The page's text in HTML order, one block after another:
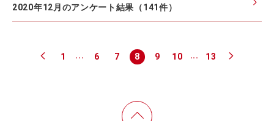
2020年12月のアンケート結果（141件）
1 ... 6 7 8 9 10 ... 13